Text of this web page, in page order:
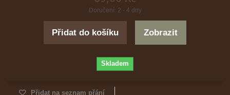
Doručení: 2 - 4 dny
Přidat do košíku Zobrazit
Skladem
Přidat na seznam přání